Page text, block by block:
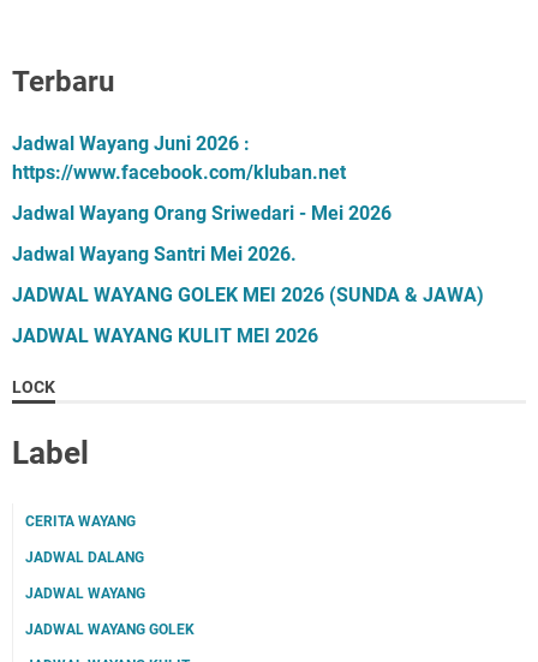
Terbaru
Jadwal Wayang Juni 2026 :
https://www.facebook.com/kluban.net
Jadwal Wayang Orang Sriwedari - Mei 2026
Jadwal Wayang Santri Mei 2026.
JADWAL WAYANG GOLEK MEI 2026 (SUNDA & JAWA)
JADWAL WAYANG KULIT MEI 2026
LOCK
Label
CERITA WAYANG
JADWAL DALANG
JADWAL WAYANG
JADWAL WAYANG GOLEK